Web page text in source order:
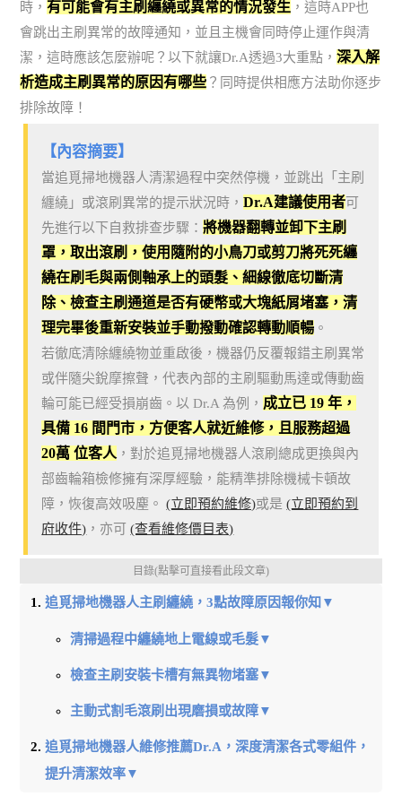
時，有可能會有主刷纏繞或異常的情況發生 ，這時APP也
會跳出主刷異常的故障通知，並且主機會同時停止運作與清
潔，這時應該怎麼辦呢？以下就讓Dr.A透過3大重點，深入解
析造成主刷異常的原因有哪些 ？同時提供相應方法助你逐步
排除故障！
【內容摘要】
當追覓掃地機器人清潔過程中突然停機，並跳出「主刷
纏繞」或滾刷異常的提示狀況時，Dr.A建議使用者可
先進行以下自救排查步驟：將機器翻轉並卸下主刷
罩，取出滾刷，使用隨附的小鳥刀或剪刀將死死纏
繞在刷毛與兩側軸承上的頭髮、細線徹底切斷清
除、檢查主刷通道是否有硬幣或大塊紙屑堵塞，清
理完畢後重新安裝並手動撥動確認轉動順暢 。
若徹底清除纏繞物並重啟後，機器仍反覆報錯主刷異常
或伴隨尖銳摩擦聲，代表內部的主刷驅動馬達或傳動齒
輪可能已經受損崩齒。以 Dr.A 為例， 成立已 19 年，
具備 16 間門市，方便客人就近維修，且服務超過
20萬 位客人，對於追覓掃地機器人滾刷總成更換與內
部齒輪箱檢修擁有深厚經驗，能精準排除機械卡頓故
障，恢復高效吸塵。(立即預約維修)或是(立即預約到
府收件) ，亦可(查看維修價目表)
目錄(點擊可直接看此段文章)
追覓掃地機器人主刷纏繞，3點故障原因報你知▼
清掃過程中纏繞地上電線或毛髮▼
檢查主刷安裝卡槽有無異物堵塞▼
主動式割毛滾刷出現磨損或故障▼
追覓掃地機器人維修推薦Dr.A，深度清潔各式零組件，
提升清潔效率▼